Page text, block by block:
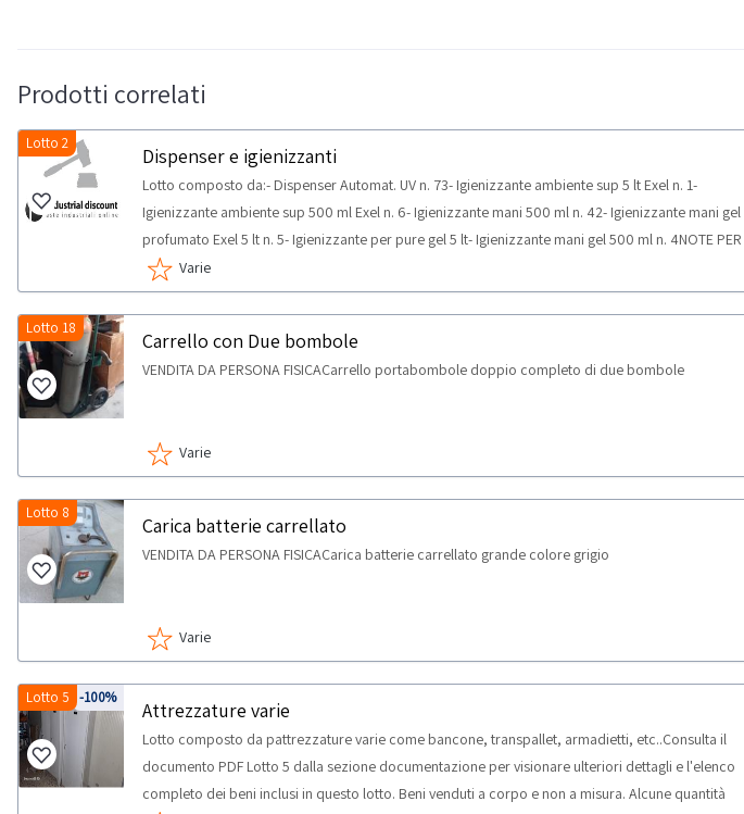
Prodotti correlati
Lotto 2
Dispenser e igienizzanti
Lotto composto da:- Dispenser Automat. UV n. 73- Igienizzante ambiente sup 5 lt Exel n. 1-
Igienizzante ambiente sup 500 ml Exel n. 6- Igienizzante mani 500 ml n. 42- Igienizzante mani gel
profumato Exel 5 lt n. 5- Igienizzante per pure gel 5 lt- Igienizzante mani gel 500 ml n. 4NOTE PER
RITIRO:- tempistica massima prevista per lo svolgimento delle attività di ritiro dal giorno
concordato: 1 giorno
Varie
Lotto 18
Carrello con Due bombole
VENDITA DA PERSONA FISICACarrello portabombole doppio completo di due bombole
Varie
Lotto 8
Carica batterie carrellato
VENDITA DA PERSONA FISICACarica batterie carrellato grande colore grigio
Varie
-100%
Lotto 5
Attrezzature varie
Lotto composto da pattrezzature varie come bancone, transpallet, armadietti, etc..Consulta il
documento PDF Lotto 5 dalla sezione documentazione per visionare ulteriori dettagli e l'elenco
completo dei beni inclusi in questo lotto. Beni venduti a corpo e non a misura. Alcune quantità